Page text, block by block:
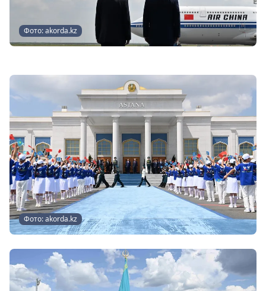
Фото: akorda.kz
Фото: akorda.kz